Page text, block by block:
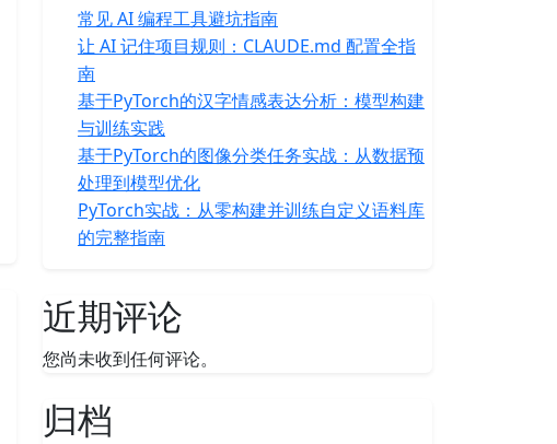
常见 AI 编程工具避坑指南
让 AI 记住项目规则：CLAUDE.md 配置全指
南
基于PyTorch的汉字情感表达分析：模型构建
与训练实践
基于PyTorch的图像分类任务实战：从数据预
处理到模型优化
PyTorch实战：从零构建并训练自定义语料库
的完整指南
近期评论
您尚未收到任何评论。
归档